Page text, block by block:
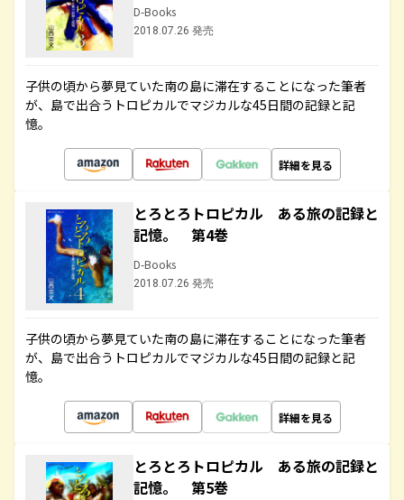
D-Books
2018.07.26 発売
子供の頃から夢見ていた南の島に滞在することになった筆者
が、島で出合うトロピカルでマジカルな45日間の記録と記
憶。
詳細を見る
とろとろトロピカル ある旅の記録と
記憶。 第4巻
D-Books
2018.07.26 発売
子供の頃から夢見ていた南の島に滞在することになった筆者
が、島で出合うトロピカルでマジカルな45日間の記録と記
憶。
詳細を見る
とろとろトロピカル ある旅の記録と
記憶。 第5巻